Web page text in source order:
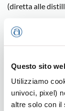
Questo sito
Utilizziamo
univoci, pixel)
altre solo con il
(diretta alle